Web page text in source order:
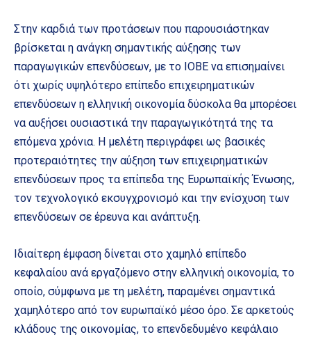
Στην καρδιά των προτάσεων που παρουσιάστηκαν
βρίσκεται η ανάγκη σημαντικής αύξησης των
παραγωγικών επενδύσεων, με το ΙΟΒΕ να επισημαίνει
ότι χωρίς υψηλότερο επίπεδο επιχειρηματικών
επενδύσεων η ελληνική οικονομία δύσκολα θα μπορέσει
να αυξήσει ουσιαστικά την παραγωγικότητά της τα
επόμενα χρόνια. Η μελέτη περιγράφει ως βασικές
προτεραιότητες την αύξηση των επιχειρηματικών
επενδύσεων προς τα επίπεδα της Ευρωπαϊκής Ένωσης,
τον τεχνολογικό εκσυγχρονισμό και την ενίσχυση των
επενδύσεων σε έρευνα και ανάπτυξη.
Ιδιαίτερη έμφαση δίνεται στο χαμηλό επίπεδο
κεφαλαίου ανά εργαζόμενο στην ελληνική οικονομία, το
οποίο, σύμφωνα με τη μελέτη, παραμένει σημαντικά
χαμηλότερο από τον ευρωπαϊκό μέσο όρο. Σε αρκετούς
κλάδους της οικονομίας, το επενδεδυμένο κεφάλαιο